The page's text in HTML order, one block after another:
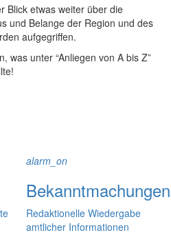
Blick etwas weiter über die
und Belange der Region und des
aufgegriffen.
was unter “Anliegen von A bis Z”
alarm_on
Bekanntmachungen
Redaktionelle Wiedergabe
amtlicher Informationen